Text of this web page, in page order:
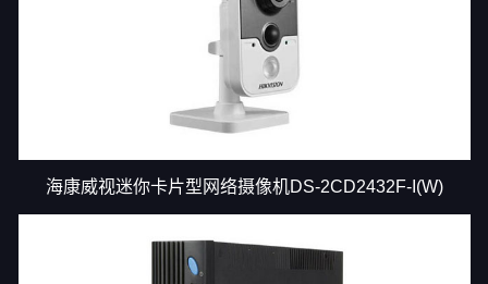
海康威视迷你卡片型网络摄像机DS-2CD2432F-I(W)